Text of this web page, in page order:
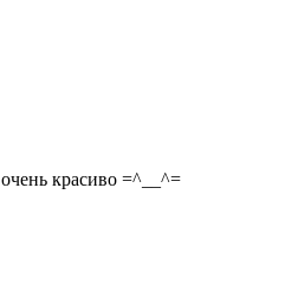
очень красиво =^__^=